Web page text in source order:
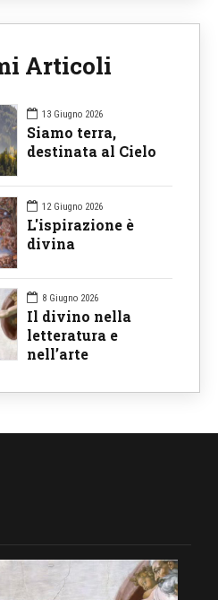
Articoli
13 Giugno 2026
Siamo terra,
destinata al Cielo
12 Giugno 2026
L'ispirazione è
divina
8 Giugno 2026
Il divino nella
letteratura e
nell’arte